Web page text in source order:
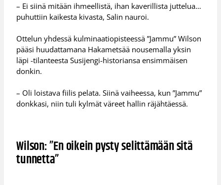
– Ei siinä mitään ihmeellistä, ihan kaverillista juttelua…
puhuttiin kaikesta kivasta, Salin nauroi.
Ottelun yhdessä kulminaatiopisteessä ”Jammu” Wilson
pääsi huudattamana Hakametsää nousemalla yksin
läpi -tilanteesta Susijengi-historiansa ensimmäisen
donkin.
– Oli loistava fiilis pelata. Siinä vaiheessa, kun ”Jammu”
donkkasi, niin tuli kylmät väreet hallin räjähtäessä.
Wilson: ”En oikein pysty selittämään sitä
tunnetta”